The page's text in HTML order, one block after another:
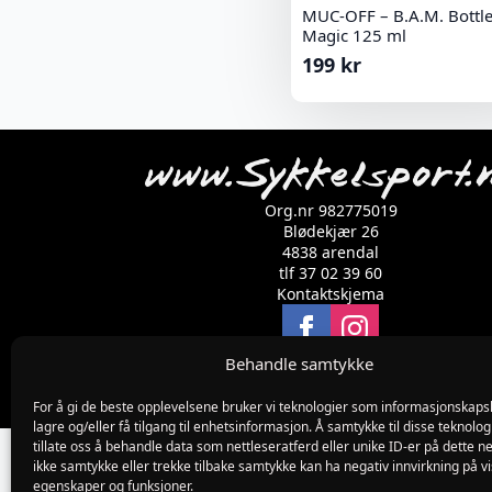
Behandle samtykke
For å gi de beste opplevelsene bruker vi teknologier som
lagre og/eller få tilgang til enhetsinformasjon. Å samtykke til disse
tillate oss å behandle data som nettleseratferd eller unike ID-er på dette
ikke samtykke eller trekke tilbake samtykke kan ha negativ innvirkning på
egenskaper og funksjoner.
MUC-OFF – B.A.M.
Magic 125 ml
199 kr
Org.nr 982775019
Blødekjær 26
4838 arendal
tlf 37 02 39 60
Kontaktskjema